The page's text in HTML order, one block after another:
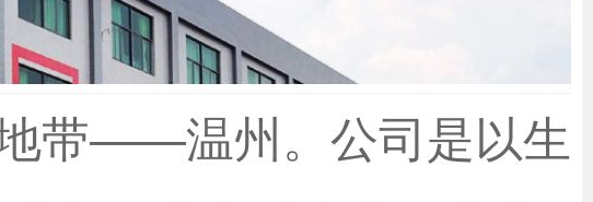
带——温州。公司是以生